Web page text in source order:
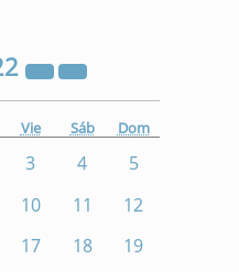
Vie Sáb Dom
3 4
5
10 11
12
17 18
19